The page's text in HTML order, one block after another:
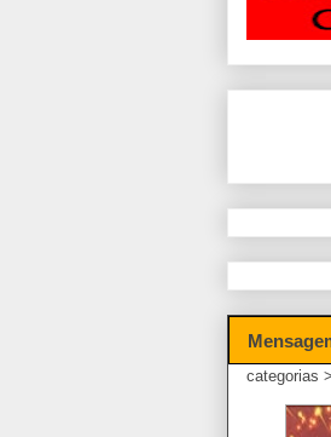
categorias